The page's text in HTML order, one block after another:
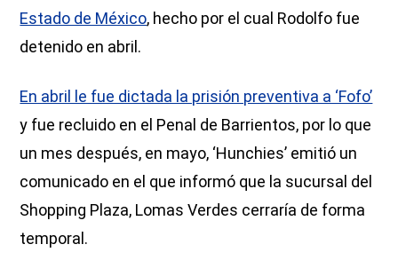
Estado de México, hecho por el cual Rodolfo fue
detenido en abril.
En abril le fue dictada la prisión preventiva a ‘Fofo’
y fue recluido en el Penal de Barrientos, por lo que
un mes después, en mayo, ‘Hunchies’ emitió un
comunicado en el que informó que la sucursal del
Shopping Plaza, Lomas Verdes cerraría de forma
temporal.